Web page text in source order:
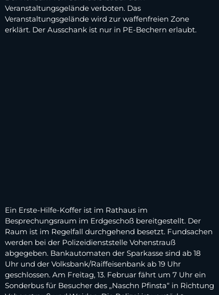
Veranstaltungsgelände verboten. Das
Veranstaltungsgelände wird zur waffenfreien Zone
erklärt. Der Ausschank ist nur in PE-Bechern erlaubt.
Ein Erste-Hilfe-Koffer ist im Rathaus im
Besprechungsraum im Erdgeschoß bereitgestellt. Der
Raum ist im Regelfall durchgehend besetzt. Fundsachen
werden bei der Polizeidienststelle Vohenstrauß
abgegeben. Bankautomaten der Sparkasse sind ab 18
Uhr und der Volksbank/Raiffeisenbank ab 19 Uhr
geschlossen. Am Freitag, 13. Februar fährt um 7 Uhr ein
Sonderbus für Besucher des „Naschn Pfinsta“ in Richtung